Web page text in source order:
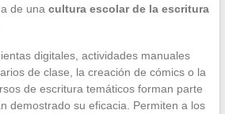
de una cultura escolar de la escritura
digitales, actividades manuales
de clase, la creación de cómics o la
de escritura temáticos forman parte
demostrado su eficacia. Permiten a los